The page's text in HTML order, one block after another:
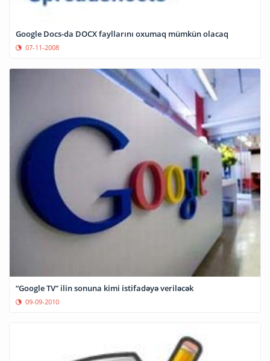
Google Docs-da DOCX fayllarını oxumaq mümkün olacaq
07-11-2008
“Google TV” ilin sonuna kimi istifadəyə veriləcək
09-09-2010